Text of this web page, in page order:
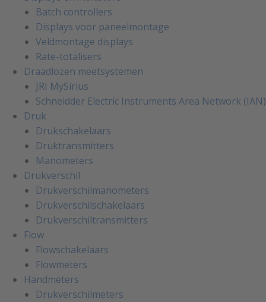
Batch controllers
Displays voor paneelmontage
Veldmontage displays
Rate-totalisers
Draadlozen meetsystemen
JRI MySirius
Schneidder Electric Instruments Area Network (IAN)
Druk
Drukschakelaars
Druktransmitters
Manometers
Drukverschil
Drukverschilmanometers
Drukverschilschakelaars
Drukverschiltransmitters
Flow
Flowschakelaars
Flowmeters
Handmeters
Drukverschilmeters